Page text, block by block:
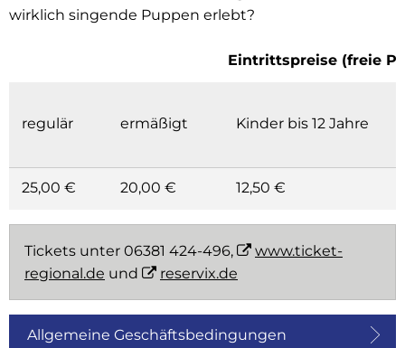
wirklich singende Puppen erlebt?
Eintrittspreise (freie
regulär ermäßigt Kinder bis 12 Jahre
25,00 € 20,00 € 12,50 €
Tickets unter 06381 424-496,
www.ticket-
regional.de und reservix.de
Allgemeine Geschäftsbedingungen